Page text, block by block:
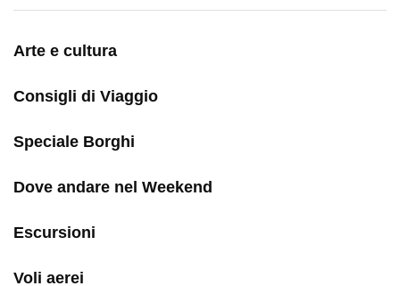
Arte e cultura
Consigli di Viaggio
Speciale Borghi
Dove andare nel Weekend
Escursioni
Voli aerei